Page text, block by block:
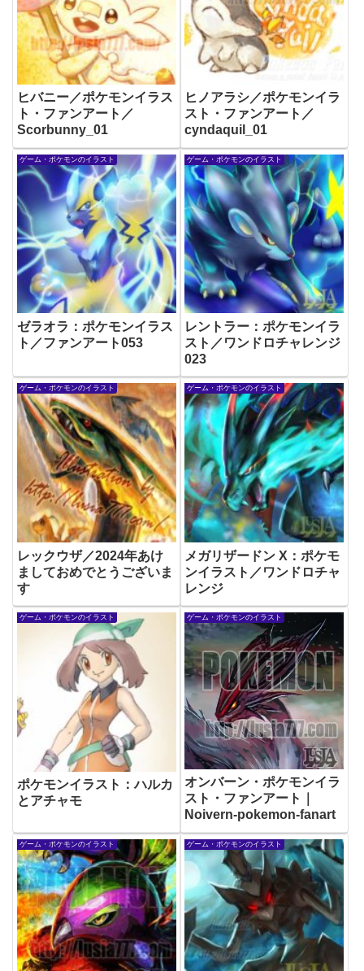
ヒバニー／ポケモンイラス
ト・ファンアート／
Scorbunny_01
ヒノアラシ／ポケモンイラ
スト・ファンアート／
cyndaquil_01
ゲーム・ポケモンのイラスト
ゼラオラ：ポケモンイラス
ト／ファンアート053
ゲーム・ポケモンのイラスト
レントラー：ポケモンイラ
スト／ワンドロチャレンジ
023
ゲーム・ポケモンのイラスト
レックウザ／2024年あけ
ましておめでとうございま
す
ゲーム・ポケモンのイラスト
メガリザードン X：ポケモ
ンイラスト／ワンドロチャ
レンジ
ゲーム・ポケモンのイラスト
ポケモンイラスト：ハルカ
とアチャモ
ゲーム・ポケモンのイラスト
オンバーン・ポケモンイラ
スト・ファンアート｜
Noivern-pokemon-fanart
ゲーム・ポケモンのイラスト ゲーム・ポケモンのイラスト